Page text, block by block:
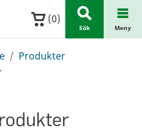
(0)
Sök Meny
Produkter